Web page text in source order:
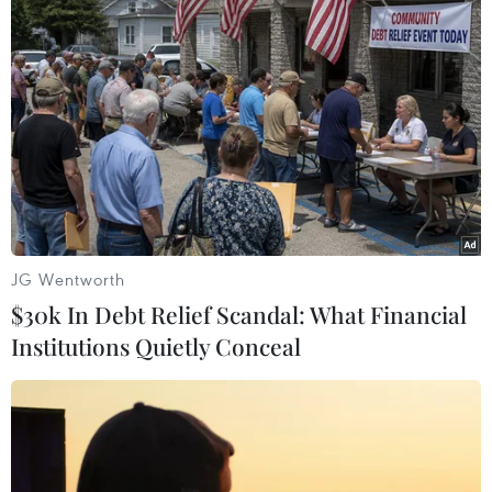
TIN LIÊN QUAN
Hội đồng Bảo an Liên hợp quốc có 5 ủy
viên không thường trực mới
JG Wentworth
$30k In Debt Relief Scandal: What Financial
Institutions Quietly Conceal